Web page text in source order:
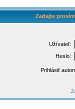
Zadajte
Užívateľ:
Heslo:
Prihlásiť